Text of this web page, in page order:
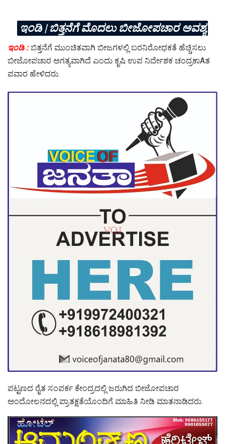
ಇಂಡಿ | ಬಿತ್ತನೆಗೆ ಮೊದಲು ಬೀಜೋಪಚಾರ ಅವಶ್ಯ
ಇಂಡಿ : ಬಿತ್ತನೆಗೆ ಮುಂಚಿತವಾಗಿ ಬೀಜಗಳಲ್ಲಿ ಬರನಿರೋಧಕತೆ ಹೆಚ್ಚಿಸಲು
ಬೀಜೋಪಚಾರ ಅಗತ್ಯವಾಗಿದೆ ಎಂದು ಕೃಷಿ ಉಪ ನಿರ್ದೇಶಕ ಚಂದ್ರಕಾAತ
ಪವಾರ ಹೇಳಿದರು.
ಪಟ್ಟಣದ ರೈತ ಸಂಪರ್ಕ ಕೇಂದ್ರದಲ್ಲಿ ಜರುಗಿದ ಬೀಜೋಪಚಾರ
ಅಂದೋಲನದಲ್ಲಿ ಪ್ರಾತಕ್ಷತೆಯೊಂದಿಗೆ ಮಾಹಿತಿ ನೀಡಿ ಮಾತನಾಡಿದರು.